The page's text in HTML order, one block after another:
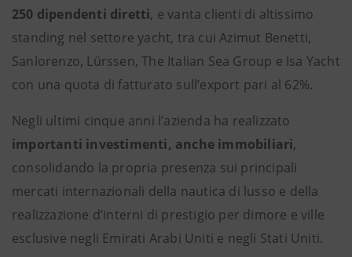
250 dipendenti diretti, e vanta clienti di altissimo
standing nel settore yacht, tra cui Azimut Benetti,
Sanlorenzo, Lürssen, The Italian Sea Group e Isa Yacht
con una quota di fatturato sull’export pari al 62%.
Negli ultimi cinque anni l’azienda ha realizzato
importanti investimenti, anche immobiliari,
consolidando la propria presenza sui principali
mercati internazionali della nautica di lusso e della
realizzazione d’interni di prestigio per dimore e ville
esclusive negli Emirati Arabi Uniti e negli Stati Uniti.